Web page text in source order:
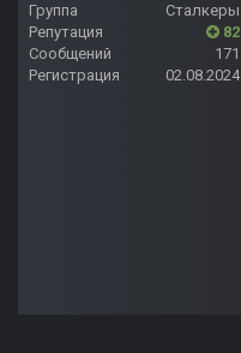
Группа
Сталкеры
Репутация
82
Сообщений
171
Регистрация
02.08.2024